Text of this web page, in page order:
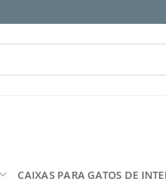
CAIXAS PARA GATOS DE